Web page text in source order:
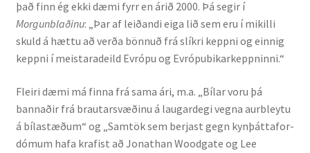
Yfirlit um kennslu
Stjórnun
Innan Háskólans
Samstarfsverkefni
það finn ég ekki dæmi fyrr en árið 2000. Þá segir í
Morgunblaðinu: „Þar af leiðandi eiga lið sem eru í mikilli
skuld á hættu að verða bönnuð frá slíkri keppni og einnig
keppni í meistaradeild Evrópu og Evrópubikarkeppninni.“
Fleiri dæmi má finna frá sama ári, m.a. „Bílar voru þá
bannaðir frá brautarsvæðinu á laugardegi vegna aurbleytu
á bílastæðum“ og „Sam­tök sem berj­ast gegn kynþátta­for­
dóm­um hafa kraf­ist að Jonathan Wood­ga­te og Lee